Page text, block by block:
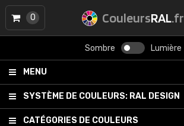
CouleursRAL.fr
Sombre Lumière
MENU
SYSTÈME DE COULEURS: RAL DESIGN
CATÉGORIES DE COULEURS
0